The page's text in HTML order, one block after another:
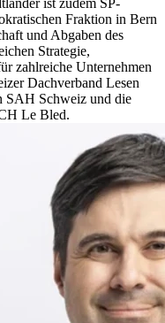
ist zudem SP-
Fraktion in Bern
und Abgaben des
Strategie,
zahlreiche Unternehmen
Dachverband Lesen
SAH Schweiz und die
Le Bled.